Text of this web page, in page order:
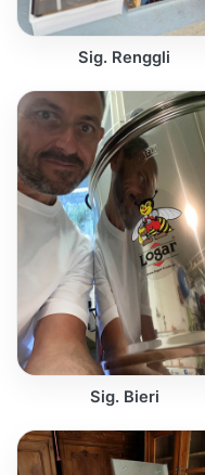
Sig. Renggli
Sig. Bieri